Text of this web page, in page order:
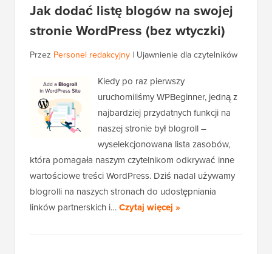
Jak dodać listę blogów na swojej
stronie WordPress (bez wtyczki)
Przez Personel redakcyjny | Ujawnienie dla czytelników
Kiedy po raz pierwszy
uruchomiliśmy WPBeginner, jedną z
najbardziej przydatnych funkcji na
naszej stronie był blogroll –
wyselekcjonowana lista zasobów,
która pomagała naszym czytelnikom odkrywać inne
wartościowe treści WordPress. Dziś nadal używamy
blogrolli na naszych stronach do udostępniania
linków partnerskich i…Czytaj więcej »